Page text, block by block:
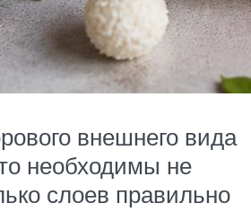
внешнего вида
необходимы не
слоев правильно